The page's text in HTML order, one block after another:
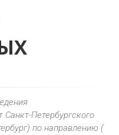
Петербургского
по направлению (